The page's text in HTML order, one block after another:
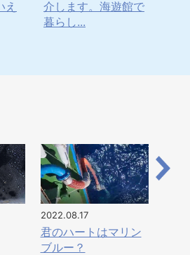
え
介します。海遊館で
暮らし...
2022.08.17
君のハートはマリン
ブルー？